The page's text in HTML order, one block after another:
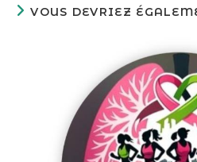
VOUS DEVRIEZ